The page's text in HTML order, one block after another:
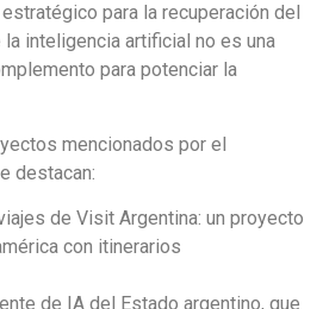
para la recuperación del
inteligencia artificial no es una
para potenciar la
mencionados por el
destacan:
de Visit Argentina: un proyecto
con itinerarios
de IA del Estado argentino, que